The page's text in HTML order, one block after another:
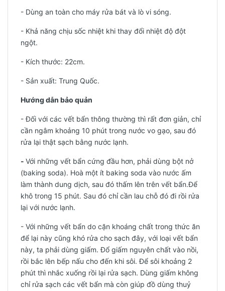
- Dùng an toàn cho máy rửa bát và lò vi sóng.
- Khả năng chịu sốc nhiệt khi thay đổi nhiệt độ đột
ngột.
- Kích thước: 22cm.
- Sản xuất: Trung Quốc.
Hướng dẫn bảo quản
- Đối với các vết bẩn thông thường thì rất đơn giản, chỉ
cần ngâm khoảng 10 phút trong nước vo gạo, sau đó
rửa lại thật sạch bằng nước lạnh.
- Với những vết bẩn cứng đầu hơn, phải dùng bột nở
(baking soda). Hoà một ít baking soda vào nước ấm
làm thành dung dịch, sau đó thấm lên trên vết bẩn.Để
khô trong 15 phút. Sau đó chỉ cần lau chỗ đó đi rồi rửa
lại với nước lạnh.
- Với những vết bẩn do cặn khoáng chất trong thức ăn
để lại này cũng khó rửa cho sạch đây, với loại vết bẩn
này, ta phải dùng giấm. Đổ giấm nguyên chất vào nồi,
rồi bắc lên bếp nấu cho đến khi sôi. Để sôi khoảng 2
phút thì nhắc xuống rồi lại rửa sạch. Dùng giấm không
chỉ rửa sạch các vết bẩn mà còn giúp đồ dùng thuỷ